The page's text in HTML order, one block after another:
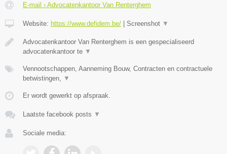
E-mail › Advocatenkantoor Van Renterghem
Website: https://www.defidem.be/ Screenshot ▼
Advocatenkantoor Van Renterghem is een gespecialiseerd
advocatenkantoor te ▼
Vennootschappen, Aanneming Bouw, Contracten en contractuele
betwistingen,
▼
Er wordt gewerkt op afspraak.
Laatste facebook posts ▼
Sociale media: